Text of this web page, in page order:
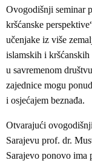
Ovogodišnji seminar
kršćanske
učenjake iz više
islamskih i kršćanskih
u savremenom
zajednice mogu
i osjećajem beznađa.
Otvarajući
Sarajevu prof. dr.
Sarajevo ponovo ima